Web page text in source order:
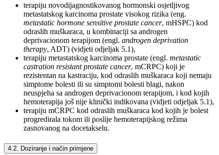
terapiju novodijagnostikovanog hormonski osjetljivog
metastatskog karcinoma prostate visokog rizika (eng.
metastatic hormone sensitive prostate cancer, mHSPC) kod
odraslih muškaraca, u kombinaciji sa androgen
deprivacionom terapijom (engl. androgen deprivation
therapy, ADT) (vidjeti odjeljak 5.1),
terapiju metastatskog karcinoma prostate (engl. metastatic
castration resistant prostate cancer, mCRPC) koji je
rezistentan na kastraciju, kod odraslih muškaraca koji nemaju
simptome bolesti ili su simptomi bolesti blagi, nakon
neuspjeha sa androgen deprivacionom terapijom, i kod kojih
hemoterapija još nije klinički indikovana (vidjeti odjeljak 5.1),
terapiju mCRPC kod odraslih muškaraca kod kojih je bolest
progredirala tokom ili poslije hemoterapijskog režima
zasnovanog na docetakselu.
4.2. Doziranje i način primjene